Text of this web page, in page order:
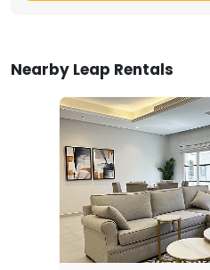
Permit Number
50003873
Nearby Leap Rentals